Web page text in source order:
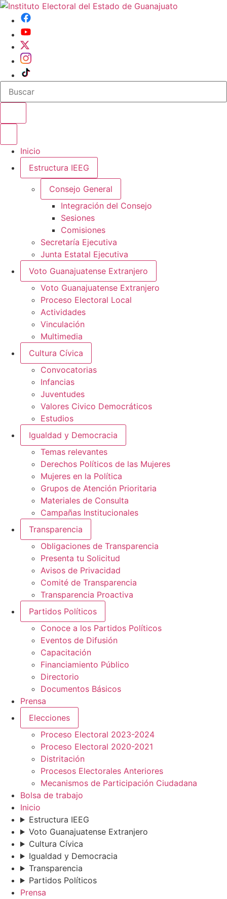
Buscar en el sitio
Inicio
Estructura IEEG
Consejo General
Integración del Consejo
Sesiones
Comisiones
Secretaría Ejecutiva
Junta Estatal Ejecutiva
Voto Guanajuatense Extranjero
Voto Guanajuatense Extranjero
Proceso Electoral Local
Actividades
Vinculación
Multimedia
Cultura Cívica
Convocatorias
Infancias
Juventudes
Valores Civico Democráticos
Estudios
Igualdad y Democracia
Temas relevantes
Derechos Políticos de las Mujeres
Mujeres en la Política
Grupos de Atención Prioritaria
Materiales de Consulta
Campañas Institucionales
Transparencia
Obligaciones de Transparencia
Presenta tu Solicitud
Avisos de Privacidad
Comité de Transparencia
Transparencia Proactiva
Partidos Políticos
Conoce a los Partidos Políticos
Eventos de Difusión
Capacitación
Financiamiento Público
Directorio
Documentos Básicos
Prensa
Elecciones
Proceso Electoral 2023-2024
Proceso Electoral 2020-2021
Distritación
Procesos Electorales Anteriores
Mecanismos de Participación Ciudadana
Bolsa de trabajo
Inicio
Estructura IEEG
Voto Guanajuatense Extranjero
Cultura Cívica
Igualdad y Democracia
Transparencia
Partidos Políticos
Prensa